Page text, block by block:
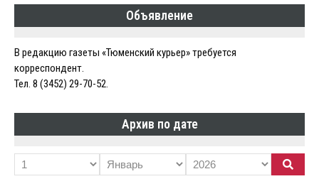
Объявление
В редакцию газеты «Тюменский курьер» требуется
корреспондент.
Тел. 8 (3452) 29-70-52.
Архив по дате